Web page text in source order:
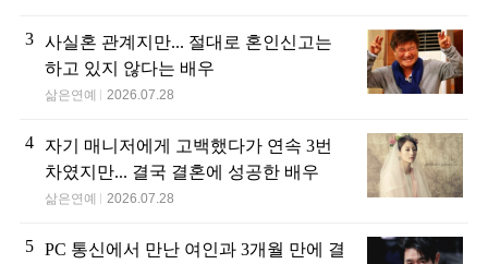
3 사실혼 관계지만... 절대로 혼인신고는
하고 있지 않다는 배우
삶은연예 2026.07.28
4
자기 매니저에게 고백했다가 연속 3번
차였지만... 결국 결혼에 성공한 배우
삶은연예 2026.07.28
5 PC 통신에서 만난 여인과 3개월 만에 결